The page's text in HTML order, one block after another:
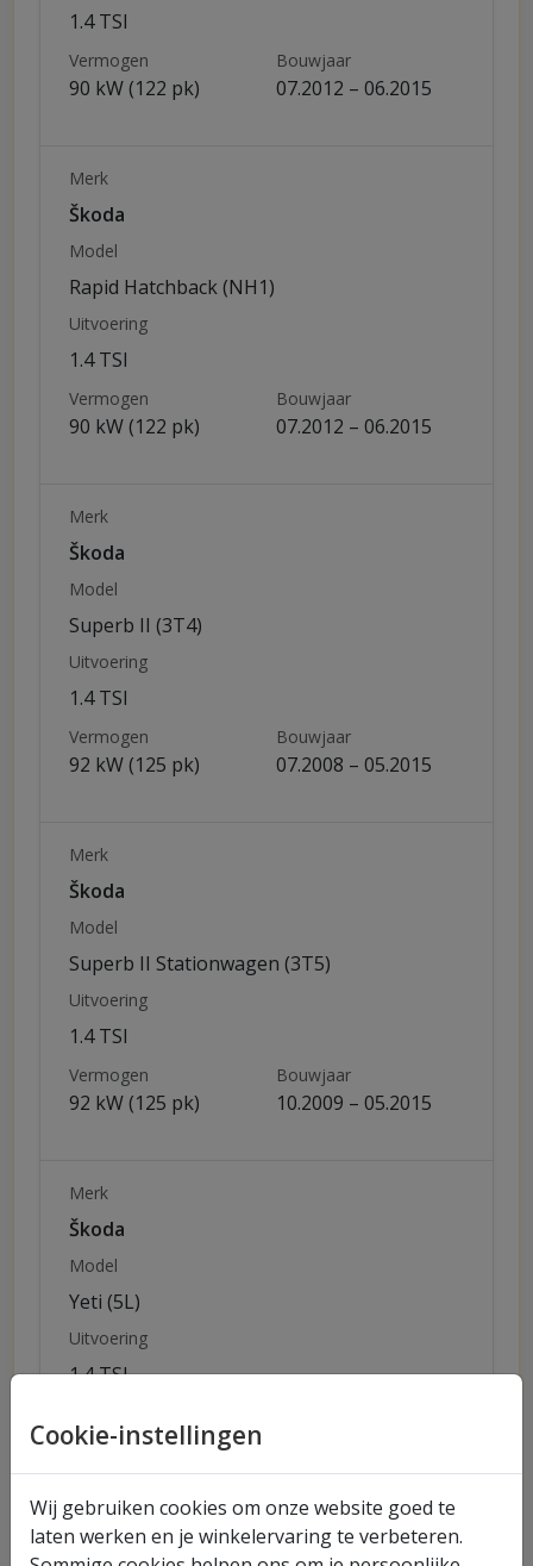
Cookie-instellingen
Wij gebruiken cookies om onze website goed te
laten werken en je winkelervaring te verbeteren.
1.4 TSI
Vermogen
90 kW (122 pk)
Bouwjaar
07.2012 – 06.2015
Merk
Škoda
Model
Rapid Hatchback (NH1)
Uitvoering
1.4 TSI
Vermogen
90 kW (122 pk)
Bouwjaar
07.2012 – 06.2015
Merk
Škoda
Model
Superb II (3T4)
Uitvoering
1.4 TSI
Vermogen
92 kW (125 pk)
Bouwjaar
07.2008 – 05.2015
Merk
Škoda
Model
Superb II Stationwagen (3T5)
Uitvoering
1.4 TSI
Vermogen
92 kW (125 pk)
Bouwjaar
10.2009 – 05.2015
Merk
Škoda
Model
Yeti (5L)
Uitvoering
1.4 TSI
90 kW (122 pk)
Merk